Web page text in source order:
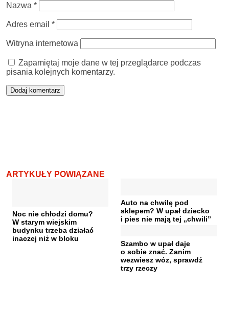
Nazwa *
Adres email *
Witryna internetowa
Zapamiętaj moje dane w tej przeglądarce podczas
pisania kolejnych komentarzy.
ARTYKUŁY POWIĄZANE
Noc nie chłodzi domu?
W starym wiejskim
budynku trzeba działać
inaczej niż w bloku
Auto na chwilę pod
sklepem? W upał dziecko
i pies nie mają tej „chwili”
Szambo w upał daje
o sobie znać. Zanim
wezwiesz wóz, sprawdź
trzy rzeczy